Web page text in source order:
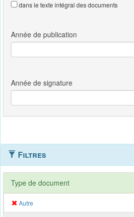
dans le texte intégral des documents
Filtres
Type de document
Autre